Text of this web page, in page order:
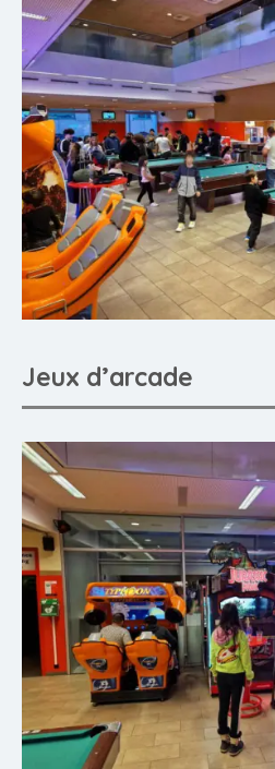
Jeux d’arcade